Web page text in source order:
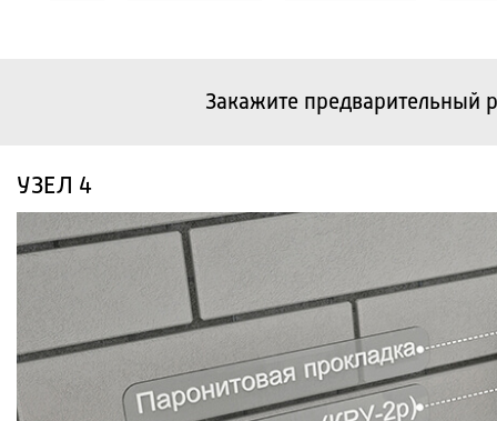
Закажите предварительный
УЗЕЛ 4